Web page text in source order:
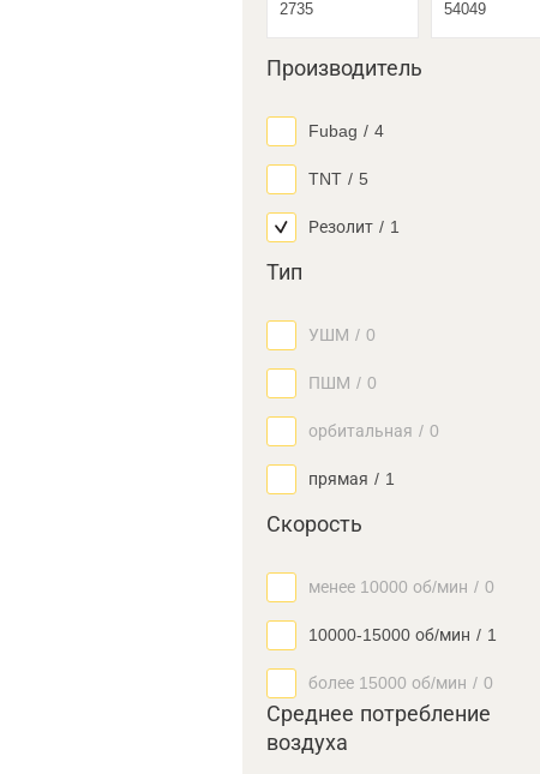
Производитель
Fubag / 4
TNT / 5
Резолит / 1
Тип
УШМ / 0
ПШМ / 0
орбитальная / 0
прямая / 1
Скорость
менее 10000 об/мин / 0
10000-15000 об/мин / 1
более 15000 об/мин / 0
Среднее потребление
воздуха